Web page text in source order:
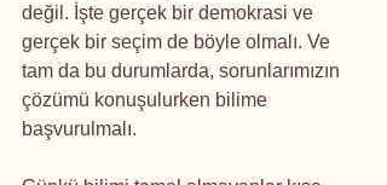
değil. İşte gerçek bir demokrasi ve
gerçek bir seçim de böyle olmalı. Ve
tam da bu durumlarda, sorunlarımızın
çözümü konuşulurken bilime
başvurulmalı.